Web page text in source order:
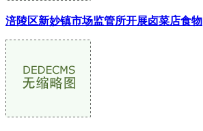
涪陵区新妙镇市场监管所开展卤菜店食物